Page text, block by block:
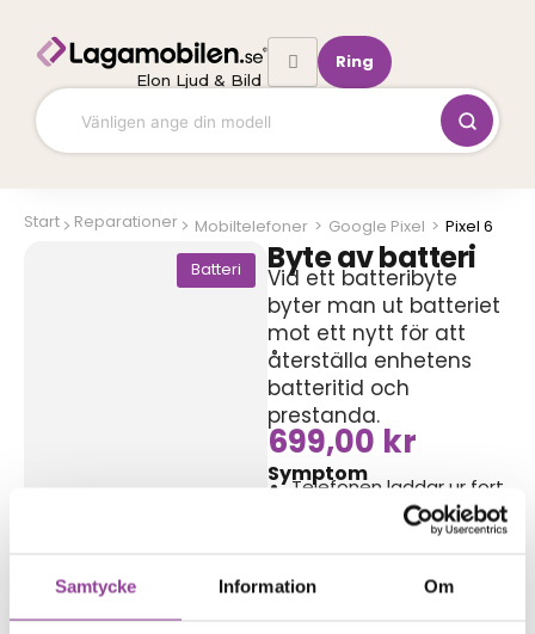
Samtycke Information Om
innehåll
Elon Ljud & Bild
Ring
Start Reparationer Mobiltelefoner > Google Pixel > Pixel 6
Batteri
Byte av batteri
Vid ett batteribyte
byter man ut batteriet
mot ett nytt för att
återställa enhetens
batteritid och
prestanda.
699,00 kr
Symptom
Telefonen laddar ur fort
Telefonen måste vara
på laddning för att
Telefonen laddas eller